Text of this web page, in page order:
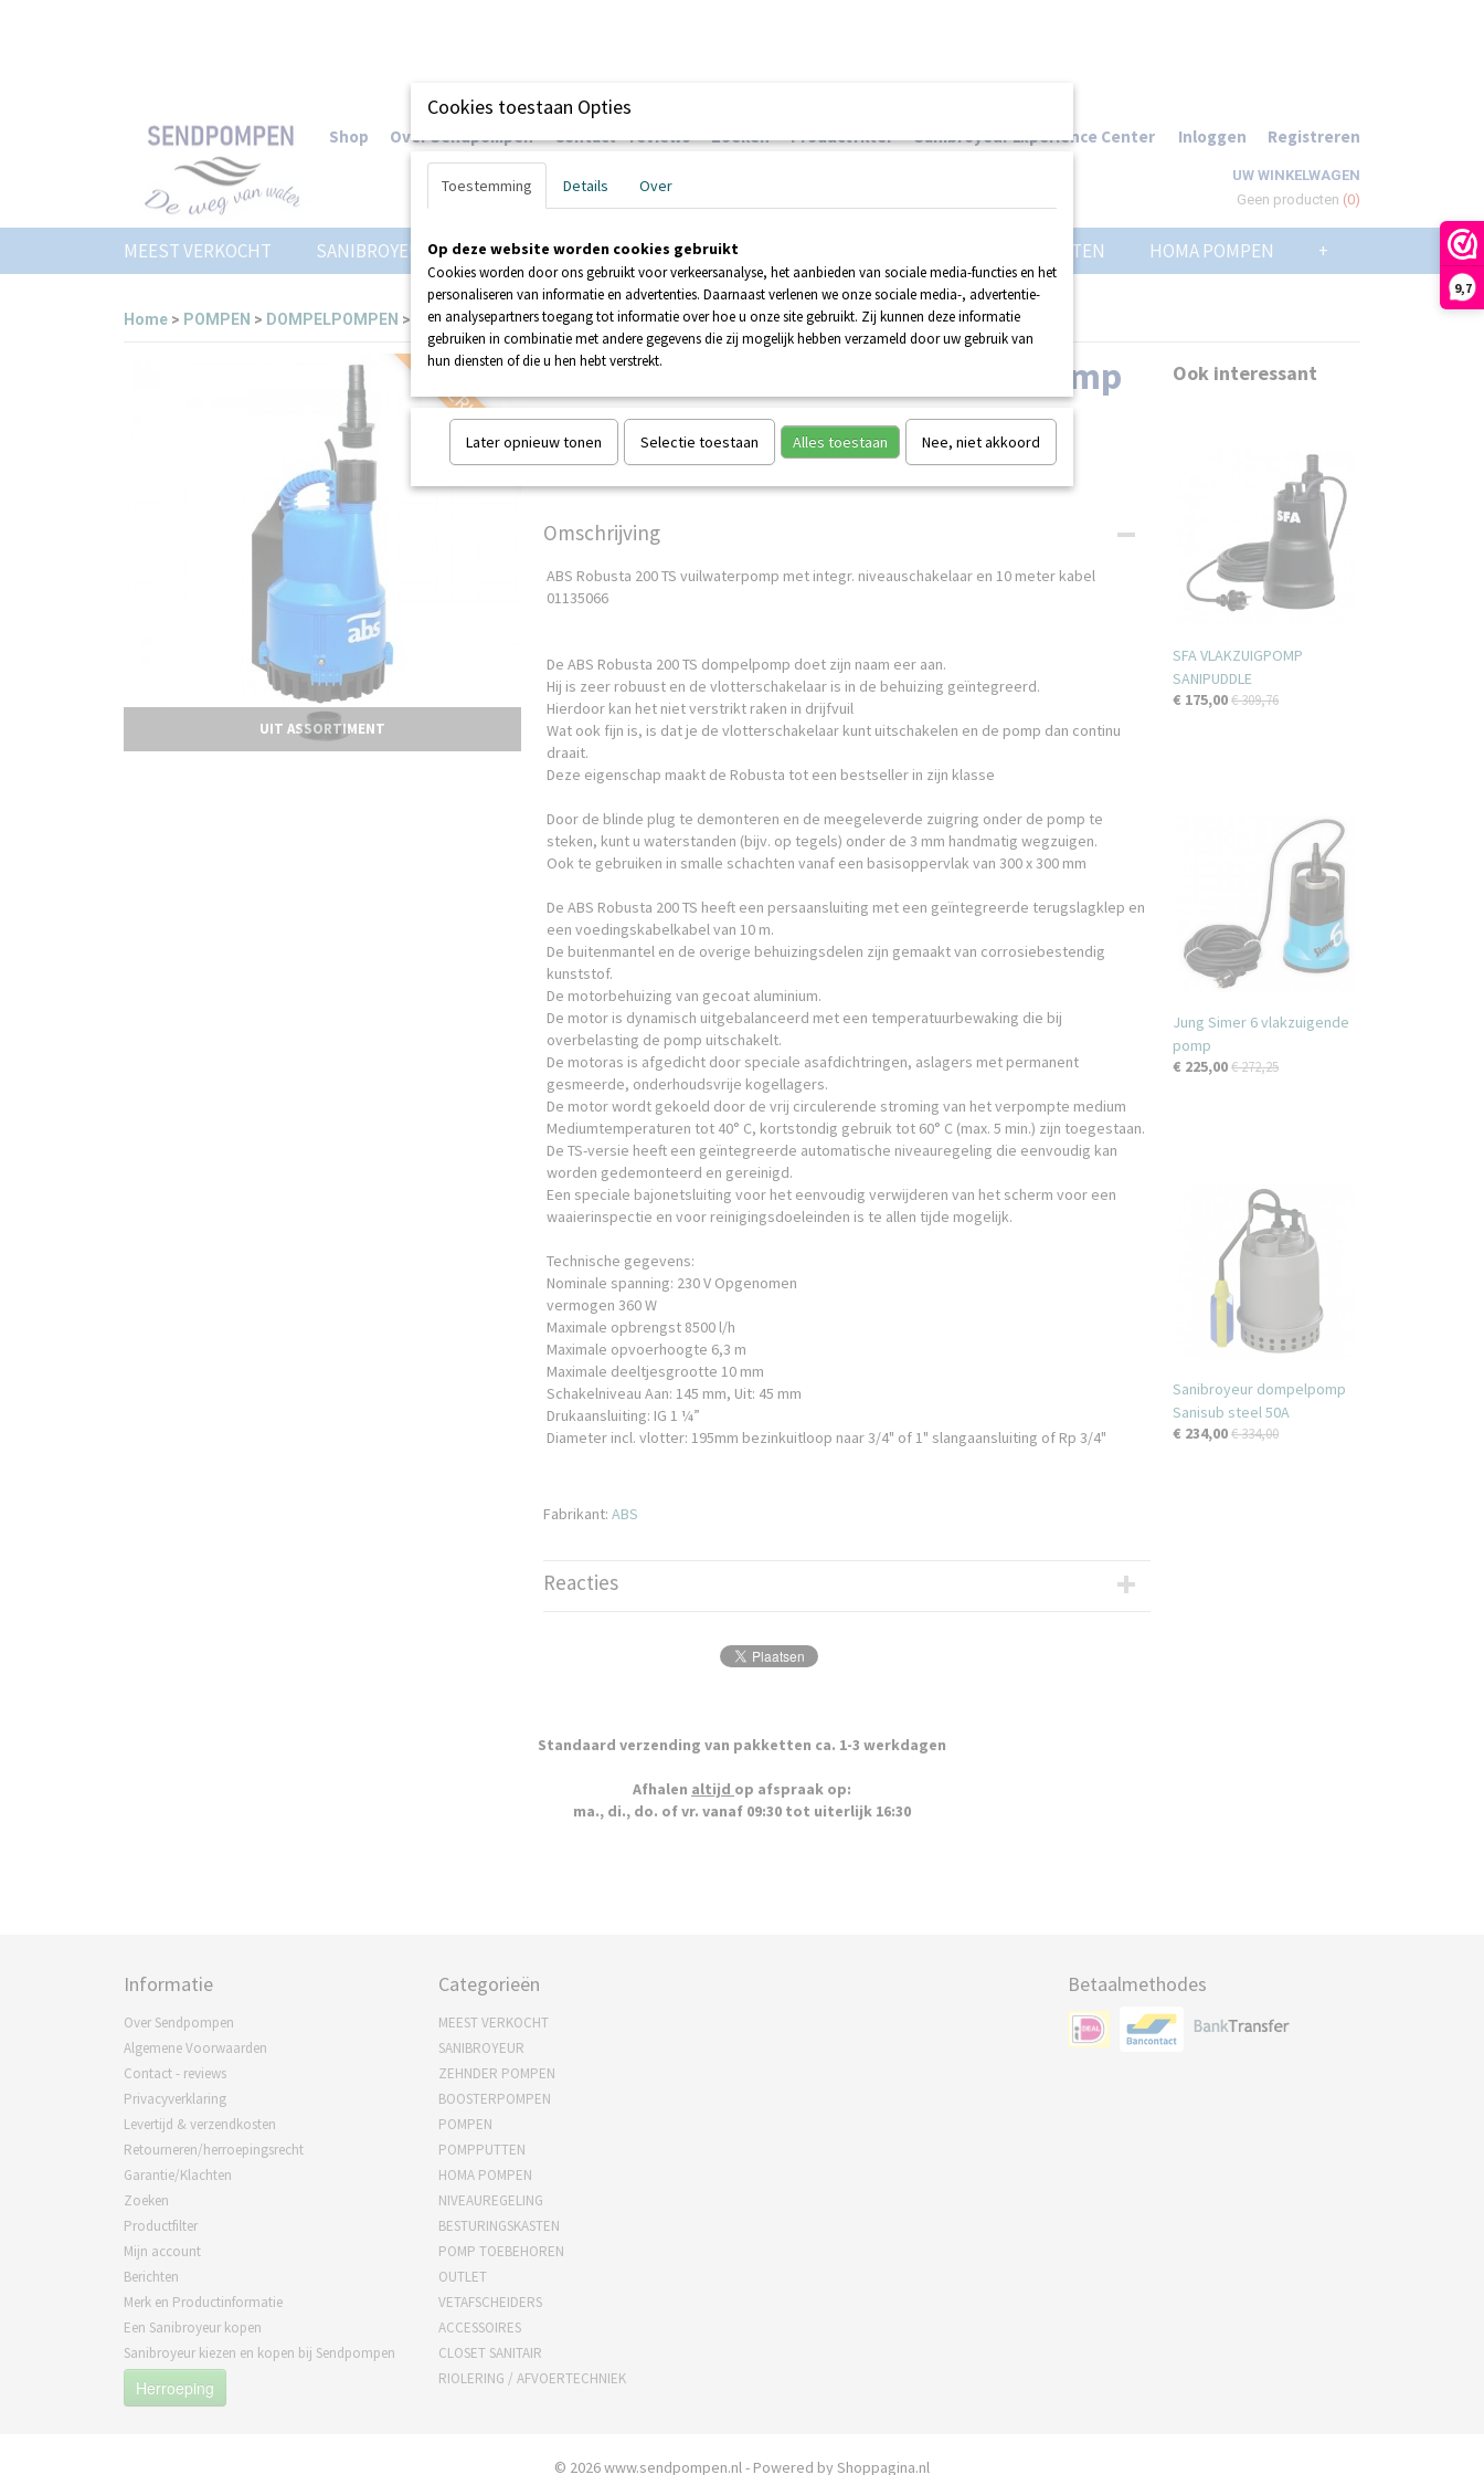
9,7
Shop Over Sendpompen Contact - reviews Zoeken Productfilter Sanibroyeur Experience Center Inloggen Registreren
UW WINKELWAGEN
Geen producten (0)
MEEST VERKOCHT SANIBROYEUR ZEHNDER POMPEN BOOSTERPOMPEN POMPPUTTEN HOMA POMPEN +
Home > POMPEN > DOMPELPOMPEN > ABS Robusta 200 TS vuilwaterpomp
UIT ASSORTIMENT
UITVERKOCHT ABS Robusta 200 TS vuilwaterpomp
€ 250,00
Levertijd NIET MEER LEVERBAAR
Omschrijving
ABS Robusta 200 TS vuilwaterpomp met integr. niveauschakelaar en 10 meter kabel
01135066
De ABS Robusta 200 TS dompelpomp doet zijn naam eer aan.
Hij is zeer robuust en de vlotterschakelaar is in de behuizing geïntegreerd.
Hierdoor kan het niet verstrikt raken in drijfvuil
Wat ook fijn is, is dat je de vlotterschakelaar kunt uitschakelen en de pomp dan continu
draait.
Deze eigenschap maakt de Robusta tot een bestseller in zijn klasse
Door de blinde plug te demonteren en de meegeleverde zuigring onder de pomp te
steken, kunt u waterstanden (bijv. op tegels) onder de 3 mm handmatig wegzuigen.
Ook te gebruiken in smalle schachten vanaf een basisoppervlak van 300 x 300 mm
De ABS Robusta 200 TS heeft een persaansluiting met een geïntegreerde terugslagklep en
een voedingskabelkabel van 10 m.
De buitenmantel en de overige behuizingsdelen zijn gemaakt van corrosiebestendig
kunststof.
De motorbehuizing van gecoat aluminium.
De motor is dynamisch uitgebalanceerd met een temperatuurbewaking die bij
overbelasting de pomp uitschakelt.
De motoras is afgedicht door speciale asafdichtringen, aslagers met permanent
gesmeerde, onderhoudsvrije kogellagers.
De motor wordt gekoeld door de vrij circulerende stroming van het verpompte medium
Mediumtemperaturen tot 40° C, kortstondig gebruik tot 60° C (max. 5 min.) zijn toegestaan.
De TS-versie heeft een geïntegreerde automatische niveauregeling die eenvoudig kan
worden gedemonteerd en gereinigd.
Een speciale bajonetsluiting voor het eenvoudig verwijderen van het scherm voor een
waaierinspectie en voor reinigingsdoeleinden is te allen tijde mogelijk.
Technische gegevens:
Nominale spanning: 230 V Opgenomen
vermogen 360 W
Maximale opbrengst 8500 l/h
Maximale opvoerhoogte 6,3 m
Maximale deeltjesgrootte 10 mm
Schakelniveau Aan: 145 mm, Uit: 45 mm
Drukaansluiting: IG 1 ¼”
Diameter incl. vlotter: 195mm bezinkuitloop naar 3/4" of 1" slangaansluiting of Rp 3/4"
Fabrikant: ABS
Reacties
Ook interessant
SFA VLAKZUIGPOMP
SANIPUDDLE
€ 175,00€ 309,76
Jung Simer 6 vlakzuigende
pomp
€ 225,00€ 272,25
Sanibroyeur dompelpomp
Sanisub steel 50A
€ 234,00€ 334,00
Standaard verzending van pakketten ca. 1-3 werkdagen
Afhalen altijd op afspraak op:
ma., di., do. of vr. vanaf 09:30 tot uiterlijk 16:30
Informatie
Over Sendpompen
Algemene Voorwaarden
Contact - reviews
Privacyverklaring
Levertijd & verzendkosten
Retourneren/herroepingsrecht
Garantie/Klachten
Zoeken
Productfilter
Mijn account
Berichten
Merk en Productinformatie
Een Sanibroyeur kopen
Sanibroyeur kiezen en kopen bij Sendpompen
Herroeping
Categorieën
MEEST VERKOCHT
SANIBROYEUR
ZEHNDER POMPEN
BOOSTERPOMPEN
POMPEN
POMPPUTTEN
HOMA POMPEN
NIVEAUREGELING
BESTURINGSKASTEN
POMP TOEBEHOREN
OUTLET
VETAFSCHEIDERS
ACCESSOIRES
CLOSET SANITAIR
RIOLERING / AFVOERTECHNIEK
Betaalmethodes
© 2026 www.sendpompen.nl - Powered by Shoppagina.nl
Cookies toestaan Opties
Toestemming Details Over
Op deze website worden cookies gebruikt
Cookies worden door ons gebruikt voor verkeersanalyse, het aanbieden van sociale media-functies en het
personaliseren van informatie en advertenties. Daarnaast verlenen we onze sociale media-, advertentie-
en analysepartners toegang tot informatie over hoe u onze site gebruikt. Zij kunnen deze informatie
gebruiken in combinatie met andere gegevens die zij mogelijk hebben verzameld door uw gebruik van
hun diensten of die u hen hebt verstrekt.
Later opnieuw tonen Selectie toestaan Alles toestaan Nee, niet akkoord